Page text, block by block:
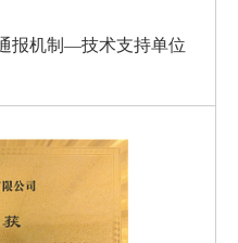
报机制—技术支持单位